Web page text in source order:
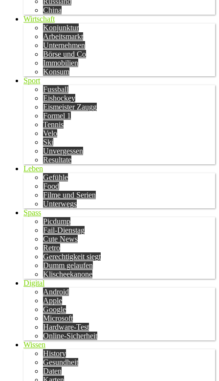
China
Wirtschaft
Konjunktur
Arbeitsmarkt
Unternehmen
Börse und Co
Immobilien
Konsum
Sport
Fussball
Eishockey
Eismeister Zaugg
Formel 1
Tennis
Velo
Ski
Unvergessen
Resultate
Leben
Gefühle
Food
Filme und Serien
Unterwegs
Spass
Picdump
Fail-Dienstag
Cute News
Retro
Gerechtigkeit siegt
Dumm gelaufen
Klischeekanone
Digital
Android
Apple
Google
Microsoft
Hardware-Test
Online-Sicherheit
Wissen
History
Gesundheit
Daten